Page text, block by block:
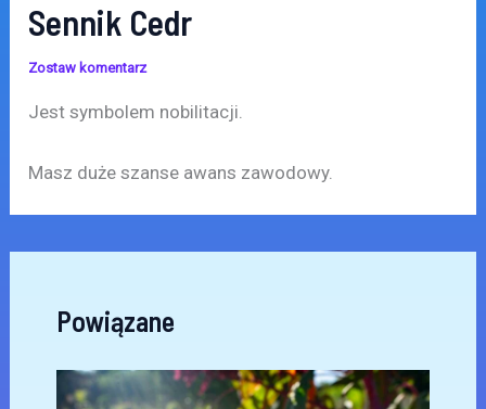
Sennik Cedr
Zostaw komentarz
Jest symbolem nobilitacji.
Masz duże szanse awans zawodowy.
Powiązane